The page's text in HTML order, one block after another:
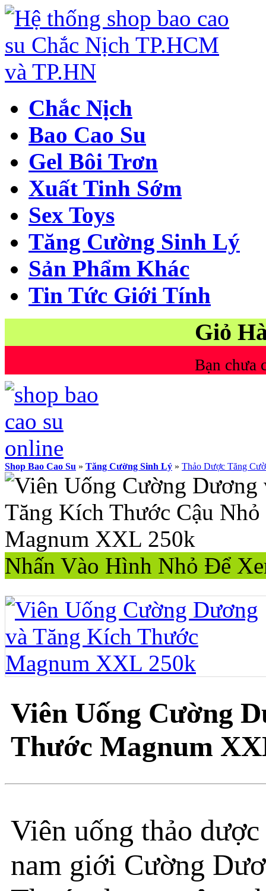
Chắc Nịch
Bao Cao Su
Gel Bôi Trơn
Xuất Tinh Sớm
Sex Toys
Tăng Cường Sinh Lý
Sản Phẩm Khác
Tin Tức Giới Tính
Giỏ
Bạn chưa
Shop Bao Cao Su » Tăng Cường Sinh Lý » Thảo Dược Tăng
Nhấn Vào Hình Nhỏ Để
Viên Uống Cường
Thước Magnum
Viên uống thảo
nam giới Cường